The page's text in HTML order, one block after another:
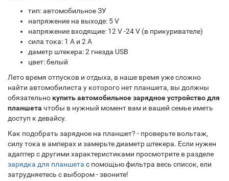
тип: автомобильное ЗУ
напряжение на выходе: 5 V
напряжение входящие: 12 V -24 V (в прикуривателе)
сила тока: 1 A и 2 A
даметр штекера: 2 гнезда USB
цвет: белый
Лето время отпусков и отдыха, в наше время уже сложно
найти автомобилиста у которого нет планшета, вы должны
обязательно купить автомобильное зарядное устройство для
планшета чтобы в нужный момент вам и вашей семье иметь
доступ к девайсу.
Как подобрать зарядное на планшет? - проверьте вольтаж,
силу тока в амперах и замерьте диаметр штекера. Если нужен
адаптер с другими характеристиками просмотрите в разделе
зарядка для планшета с помощью фильтра весь список, ели
затрудняетесь с выбором - звоните!